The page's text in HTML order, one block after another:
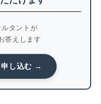
タントが
答えします
申し込む →